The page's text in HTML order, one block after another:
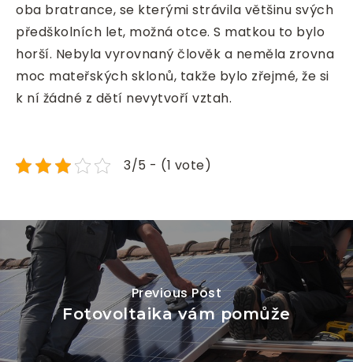
oba bratrance, se kterými strávila většinu svých
předškolních let, možná otce. S matkou to bylo
horší. Nebyla vyrovnaný člověk a neměla zrovna
moc mateřských sklonů, takže bylo zřejmé, že si
k ní žádné z dětí nevytvoří vztah.
3/5 - (1 vote)
Previous Post
Fotovoltaika vám pomůže